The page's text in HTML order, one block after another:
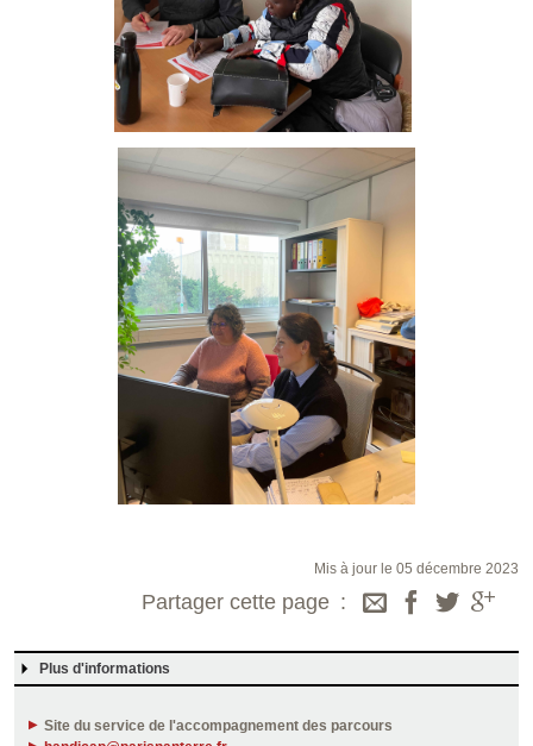
Mis à jour le 05 décembre 2023
Partager cette page
Plus d'informations
Site du service de l'accompagnement des parcours